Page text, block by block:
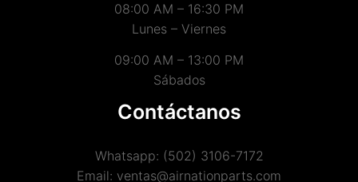
08:00 AM – 16:30 PM
Lunes – Viernes
09:00 AM – 13:00 PM
Sábados
Contáctanos
Whatsapp: (502) 3106-7172
Email: ventas@airnationparts.com